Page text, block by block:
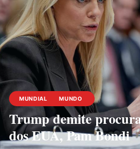
MUNDIAL MUNDO
Trump demite
dos EUA, Pam Bondi